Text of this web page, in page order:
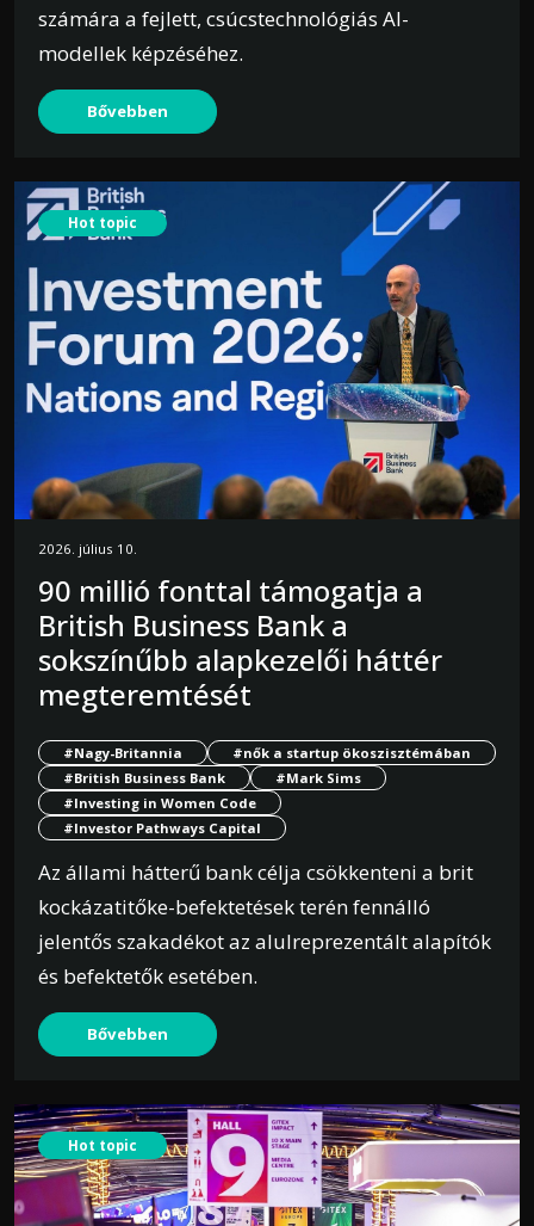
számára a fejlett, csúcstechnológiás AI-
modellek képzéséhez.
Bővebben
Hot topic
2026. július 10.
90 millió fonttal támogatja a
British Business Bank a
sokszínűbb alapkezelői háttér
megteremtését
#Nagy-Britannia
#nők a startup ökoszisztémában
#British Business Bank
#Mark Sims
#Investing in Women Code
#Investor Pathways Capital
Az állami hátterű bank célja csökkenteni a brit
kockázatitőke-befektetések terén fennálló
jelentős szakadékot az alulreprezentált alapítók
és befektetők esetében.
Bővebben
Hot topic